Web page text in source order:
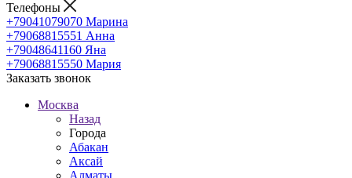
Телефоны
+79041079070 Марина
+79068815551 Анна
+79048641160 Яна
+79068815550 Мария
Заказать звонок
Москва
Назад
Города
Абакан
Аксай
Алматы